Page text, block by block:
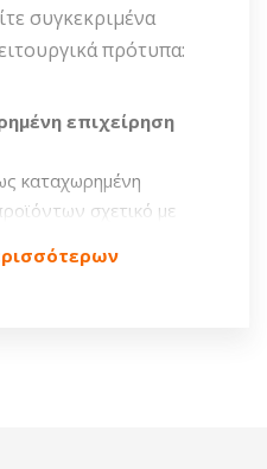
συγκεκριμένα
πρότυπα:
επιχείρηση
καταχωρημένη
σχετικό με
και κήπος.